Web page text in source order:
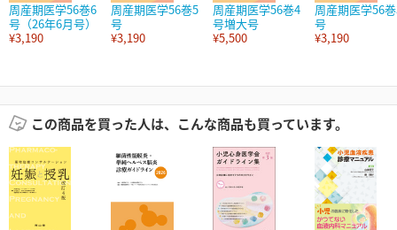
周産期医学56巻6
号（26年6月号）
¥3,190
周産期医学56巻5
号
¥3,190
周産期医学56巻4
号増大号
¥5,500
周産期医学56
号
¥3,190
この商品を買った人は、こんな商品も買っています。